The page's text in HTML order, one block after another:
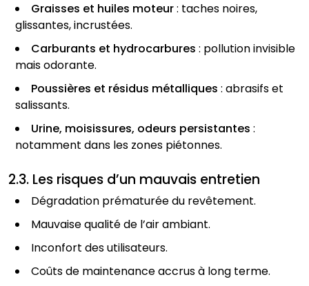
Graisses et huiles moteur: taches noires,
glissantes, incrustées.
Carburants et hydrocarbures : pollution invisible
mais odorante.
Poussières et résidus métalliques : abrasifs et
salissants.
Urine, moisissures, odeurs persistantes :
notamment dans les zones piétonnes.
2.3. Les risques d’un mauvais entretien
Dégradation prématurée du revêtement.
Mauvaise qualité de l’air ambiant.
Inconfort des utilisateurs.
Coûts de maintenance accrus à long terme.